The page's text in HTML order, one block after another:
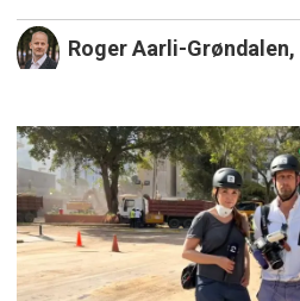
Roger Aarli-Grøndalen,